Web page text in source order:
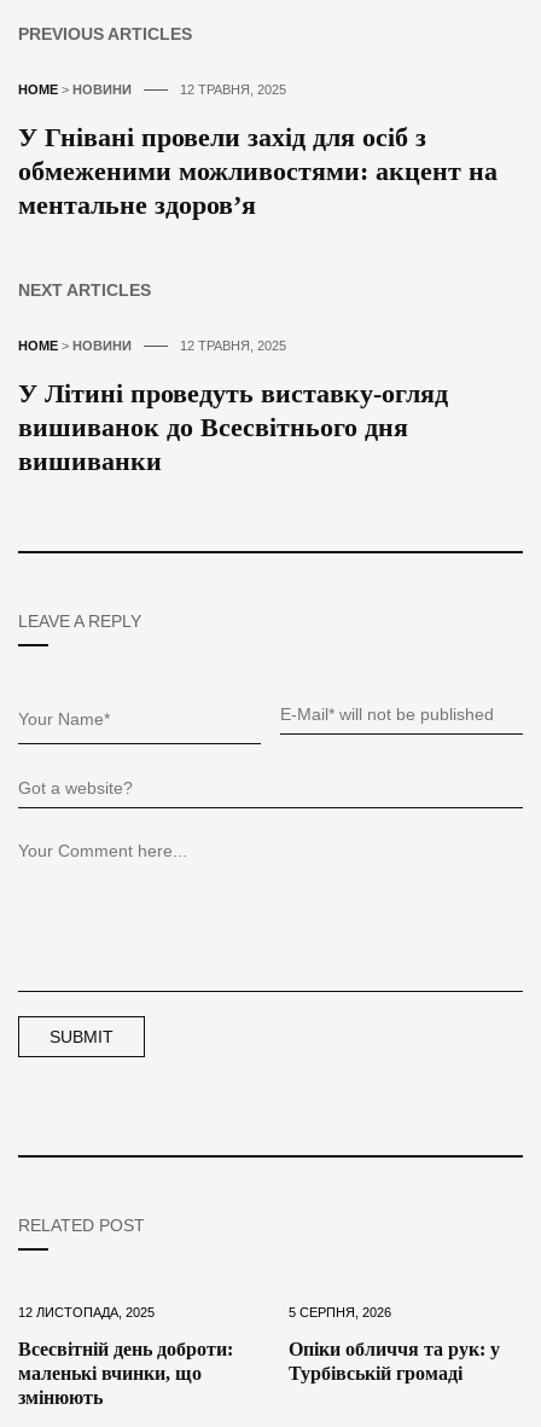
PREVIOUS ARTICLES
HOME > НОВИНИ 12 ТРАВНЯ, 2025
У Гнівані провели захід для осіб з
обмеженими можливостями: акцент на
ментальне здоров’я
NEXT ARTICLES
HOME > НОВИНИ 12 ТРАВНЯ, 2025
У Літині проведуть виставку-огляд
вишиванок до Всесвітнього дня
вишиванки
LEAVE A REPLY
RELATED POST
12 ЛИСТОПАДА, 2025
Всесвітній день доброти:
маленькі вчинки, що
змінюють
5 СЕРПНЯ, 2026
Опіки обличчя та рук: у
Турбівській громаді